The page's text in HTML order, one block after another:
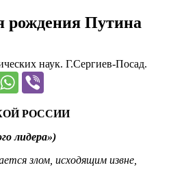
рождения Путина
наук. Г.Сергиев-Посад.
РОССИИ
лидера»)
злом, исходящим извне,